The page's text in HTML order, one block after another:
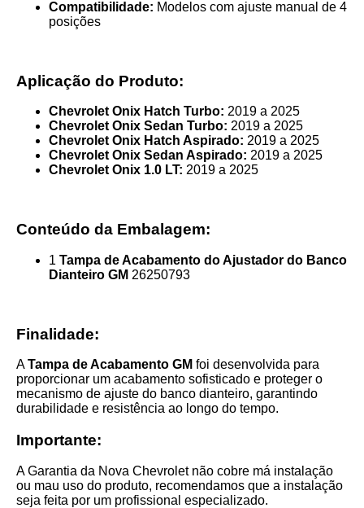
Compatibilidade: Modelos com ajuste manual de 4
posições
Aplicação do Produto:
Chevrolet Onix Hatch Turbo: 2019 a 2025
Chevrolet Onix Sedan Turbo: 2019 a 2025
Chevrolet Onix Hatch Aspirado: 2019 a 2025
Chevrolet Onix Sedan Aspirado: 2019 a 2025
Chevrolet Onix 1.0 LT: 2019 a 2025
Conteúdo da Embalagem:
1 Tampa de Acabamento do Ajustador do Banco
Dianteiro GM 26250793
Finalidade:
ATampa de Acabamento GM foi desenvolvida para
proporcionar um acabamento sofisticado e proteger o
mecanismo de ajuste do banco dianteiro, garantindo
durabilidade e resistência ao longo do tempo.
Importante:
A Garantia da Nova Chevrolet não cobre má instalação
ou mau uso do produto, recomendamos que a instalação
seja feita por um profissional especializado.